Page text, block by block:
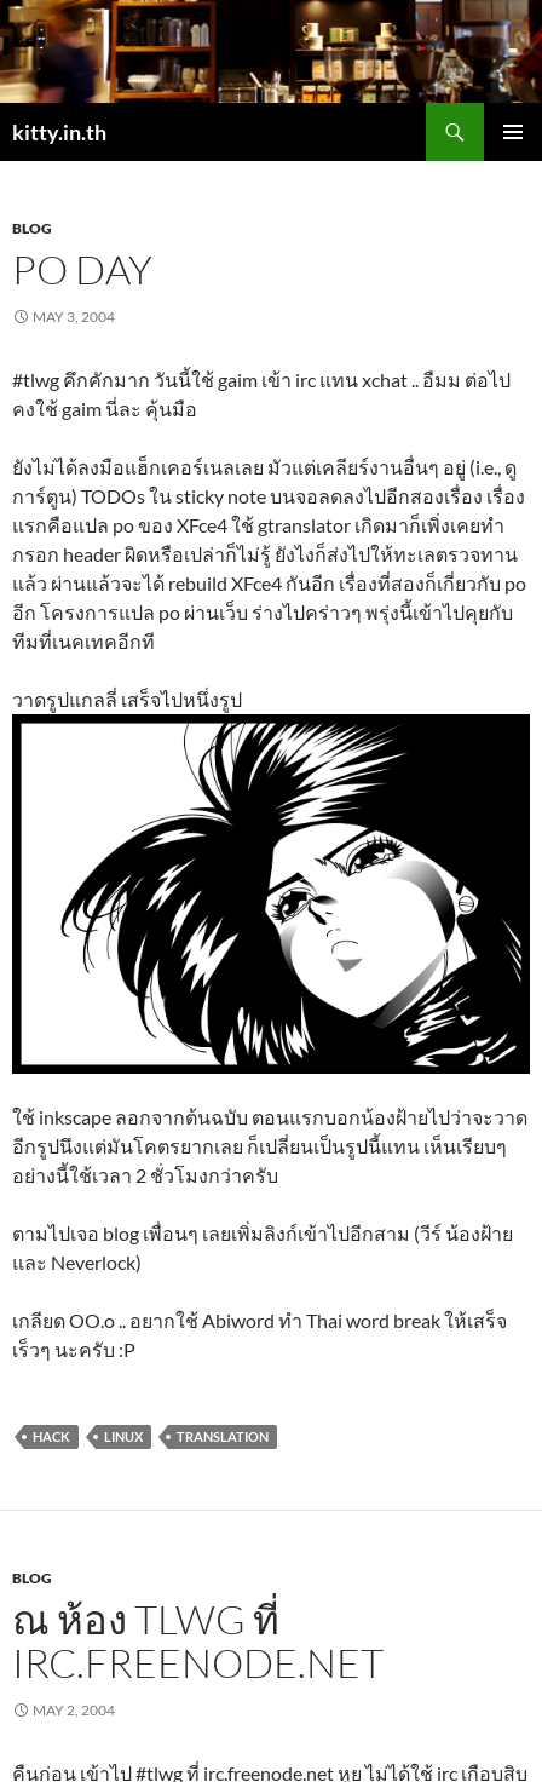
Skip
to
content
kitty.in.th
BLOG
PO DAY
MAY 3, 2004
#tlwg คึกคักมาก วันนี้ใช้ gaim เข้า irc แทน xchat .. อืมม ต่อไป
คงใช้ gaim นี่ละ คุ้นมือ
ยังไม่ได้ลงมือแฮ็กเคอร์เนลเลย มัวแต่เคลียร์งานอื่นๆ อยู่ (i.e., ดู
การ์ตูน) TODOs ใน sticky note บนจอลดลงไปอีกสองเรื่อง เรื่อง
แรกคือแปล po ของ XFce4 ใช้ gtranslator เกิดมาก็เพิ่งเคยทำ
กรอก header ผิดหรือเปล่าก็ไม่รู้ ยังไงก็ส่งไปให้ทะเลตรวจทาน
แล้ว ผ่านแล้วจะได้ rebuild XFce4 กันอีก เรื่องที่สองก็เกี่ยวกับ po
อีก โครงการแปล po ผ่านเว็บ ร่างไปคร่าวๆ พรุ่งนี้เข้าไปคุยกับ
ทีมที่เนคเทคอีกที
วาดรูปแกลลี่ เสร็จไปหนึ่งรูป
ใช้ inkscape ลอกจากต้นฉบับ ตอนแรกบอกน้องฝ้ายไปว่าจะวาด
อีกรูปนึงแต่มันโคตรยากเลย ก็เปลี่ยนเป็นรูปนี้แทน เห็นเรียบๆ
อย่างนี้ใช้เวลา 2 ชั่วโมงกว่าครับ
ตามไปเจอ blog เพื่อนๆ เลยเพิ่มลิงก์เข้าไปอีกสาม (วีร์ น้องฝ้าย
และ Neverlock)
เกลียด OO.o .. อยากใช้ Abiword ทำ Thai word break ให้เสร็จ
เร็วๆ นะครับ :P
HACK LINUX TRANSLATION
BLOG
ณ ห้อง TLWG ที่
IRC.FREENODE.NET
MAY 2, 2004
คืนก่อน เข้าไป #tlwg ที่ irc.freenode.net หูย ไม่ได้ใช้ irc เกือบสิบ